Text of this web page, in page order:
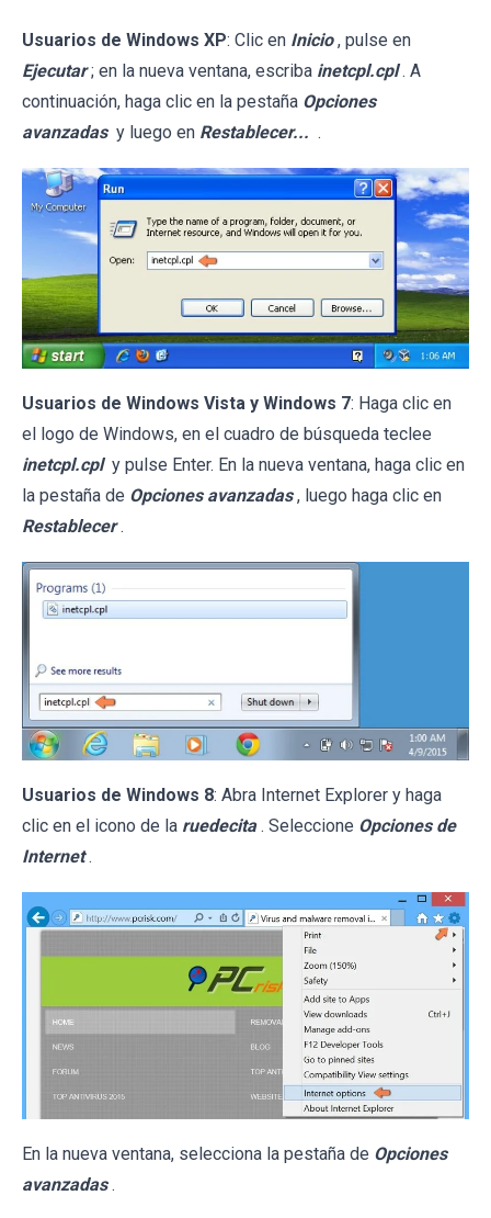
Usuarios de Windows XP: Clic en Inicio , pulse en
Ejecutar ; en la nueva ventana, escriba inetcpl.cpl . A
continuación, haga clic en la pestaña Opciones
avanzadas y luego en Restablecer... .
Usuarios de Windows Vista y Windows 7: Haga clic en
el logo de Windows, en el cuadro de búsqueda teclee
inetcpl.cpl y pulse Enter. En la nueva ventana, haga clic en
la pestaña de Opciones avanzadas , luego haga clic en
Restablecer .
Usuarios de Windows 8: Abra Internet Explorer y haga
clic en el icono de la ruedecita . Seleccione Opciones de
Internet .
En la nueva ventana, selecciona la pestaña de Opciones
avanzadas .